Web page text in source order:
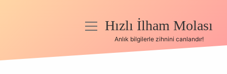
Anasayfa
menüyüHızlı İlham Molası
Anlık bilgilerle zihnini canlandır!